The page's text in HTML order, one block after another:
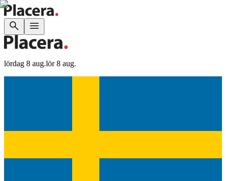
lördag 8 aug.lör 8 aug.